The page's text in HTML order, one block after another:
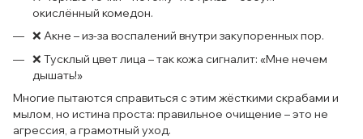
окислённый комедон.
❌ Акне – из-за воспалений внутри закупоренных пор.
❌ Тусклый цвет лица – так кожа сигналит: «Мне нечем
дышать!»
Многие пытаются справиться с этим жёсткими скрабами и
мылом, но истина проста: правильное очищение – это не
агрессия, а грамотный уход.